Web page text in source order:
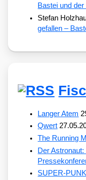
Bastei und
Stefan
gefallen –
Langer Atem
Qwert
The Running
Der
SUPER-PUNK